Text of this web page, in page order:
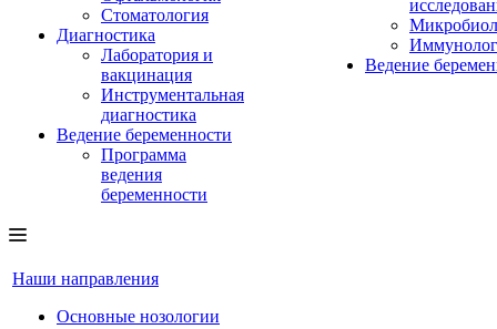
Стоматология
Диагностика
Лаборатория и
вакцинация
Инструментальная
диагностика
Ведение беременности
Программа
ведения
беременности
Ведение
Наши направления
Основные нозологии